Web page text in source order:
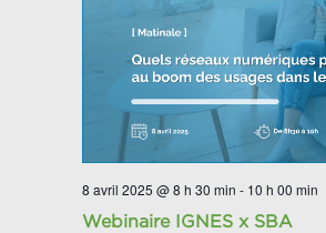
8 avril 2025 @ 8 h 30 min - 10 h 00 min
Webinaire IGNES x SBA